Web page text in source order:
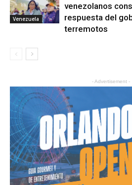
Venezuela
venezolanos
respuesta del
terremotos
- Advertisement -